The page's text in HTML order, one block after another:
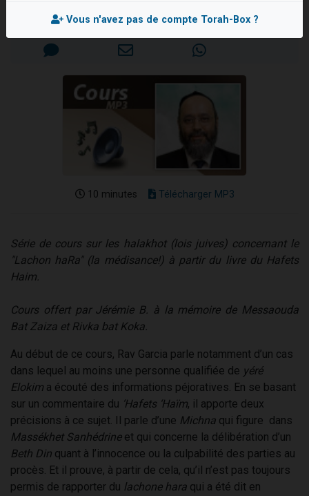
Ariel vient de donner son Maasser
Il reste 49 places pour étudier en groupe sur Zoom
Eva vient de donner son Maasser
Mis en ligne le Jeudi 22 Mars 2007
10 minutes Télécharger MP3
Série de cours sur les halakhot (lois juives) concernant le
"Lachon haRa" (la médisance!) à partir du livre du Hafets
Haim.
Cours offert par Jérémie B. à la mémoire de Messaouda
Bat Zaiza et Rivka bat Koka.
Au début de ce cours, Rav Garcia parle notamment d’un cas
dans lequel au moins une personne qualifiée de yéré
Elokim a écouté des informations péjoratives. En se basant
sur un commentaire du ‘Hafets ‘Haïm, il apporte deux
précisions à ce sujet. Il parle d’une Michna qui figure dans
Massékhet Sanhédrineet qui concerne la délibération d’un
Beth Din quant à l’innocence ou la culpabilité des parties au
procès. Et il prouve, à partir de cela, qu’il n’est pas toujours
permis de rapporter du lachone hara qui a été dit en
Vous n'avez pas de compte Torah-Box ?